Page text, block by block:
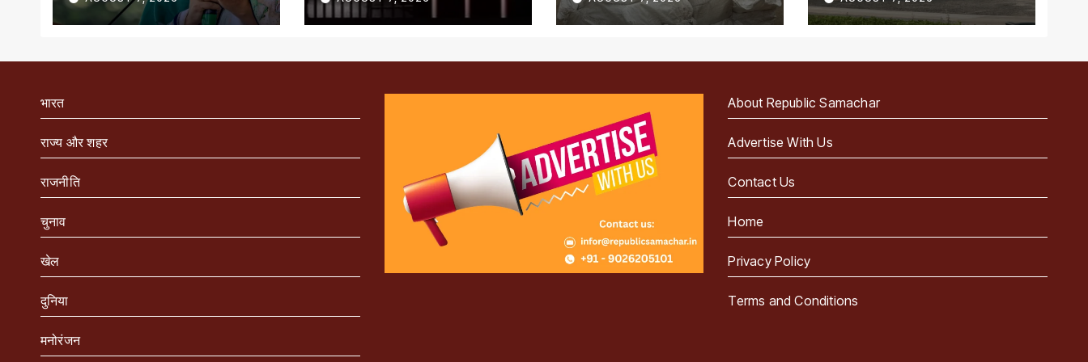
पहला राज्य
भारत
राज्य और शहर
राजनीति
चुनाव
खेल
दुनिया
मनोरंजन
About Republic Samachar
Advertise With Us
Contact Us
Home
Privacy Policy
Terms and Conditions